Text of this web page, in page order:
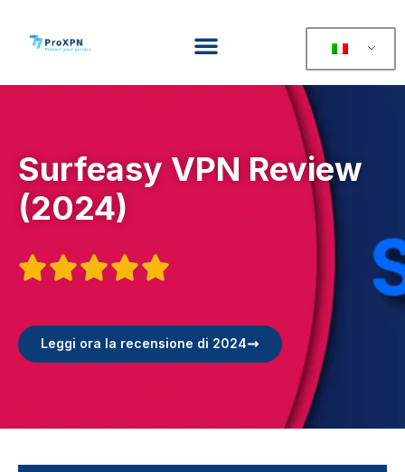
Surfeasy VPN Review
(2024)

Leggi ora la recensione di 2024